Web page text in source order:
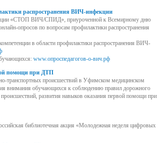
распространения ВИЧ-инфекции
«СТОП ВИЧ/СПИД», приуроченной к Всемирному дню
опросов по вопросам профилактики распространения
в области профилактики распространения ВИЧ-
www.опроспедагогов-о-вич.рф
помощи при ДТП
транспортных происшествий в Уфимском медицинском
внимания обучающихся к соблюдению правил дорожного
развития навыков оказания первой помощи при
библиотечная акция «Молодежная неделя цифровых